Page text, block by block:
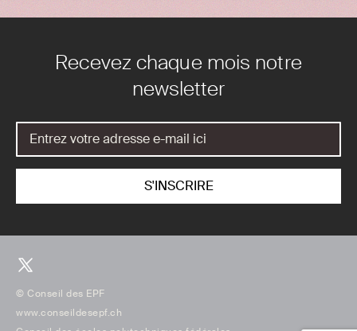
Recevez chaque mois notre
newsletter
© Conseil des EPF
www.conseildesepf.ch